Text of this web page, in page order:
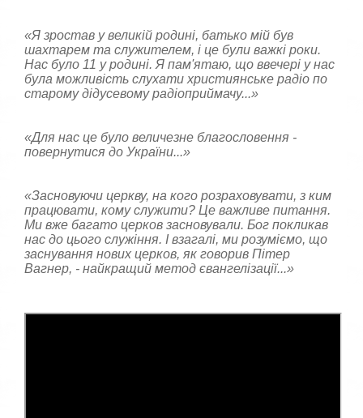
«Я зростав у великій родині, батько мій був
шахтарем та служителем, і це були важкі роки.
Нас було 11 у родині. Я пам'ятаю, що ввечері у нас
була можливість слухати християнське радіо по
старому дідусевому радіоприймачу...»
«Для нас це було величезне благословення -
повернутися до України...»
«Засновуючи церкву, на кого розраховувати, з ким
працювати, кому служити? Це важливе питання.
Ми вже багато церков засновували. Бог покликав
нас до цього служіння. І взагалі, ми розуміємо, що
заснування нових церков, як говорив Пітер
Вагнер, - найкращий метод євангелізації...»